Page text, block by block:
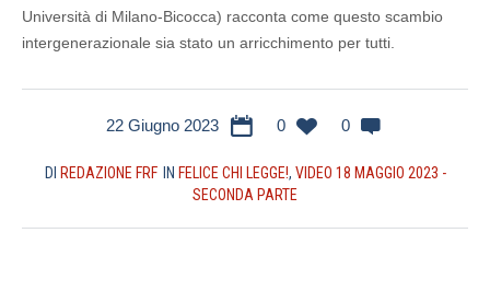
Università di Milano-Bicocca) racconta come questo scambio
intergenerazionale sia stato un arricchimento per tutti.
22 Giugno 2023 0 0
DI REDAZIONE FRF IN FELICE CHI LEGGE!, VIDEO 18 MAGGIO 2023 -
SECONDA PARTE